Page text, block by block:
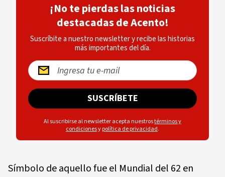
¡No te pierdas las noticias
destacadas de Acento!
Suscríbite a nuestro newsletter y recibe las historias
más importantes del día.
SUSCRÍBETE
Al suscribirse al newsletter acepta nuestrostérminos y
condicionesypolítica de privacidad.
Símbolo de aquello fue el Mundial del 62 en